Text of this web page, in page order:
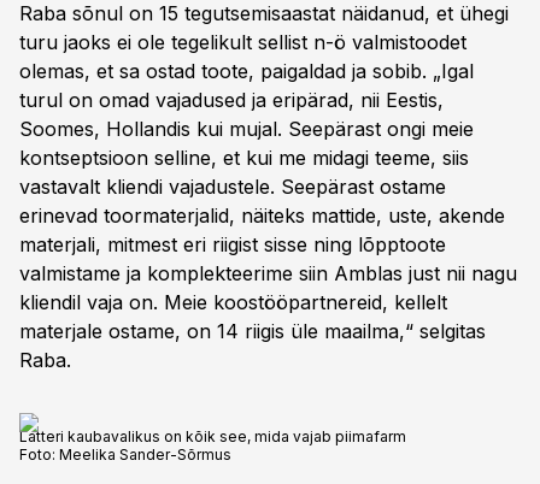
Raba sõnul on 15 tegutsemisaastat näidanud, et ühegi
turu jaoks ei ole tegelikult sellist n-ö valmistoodet
olemas, et sa ostad toote, paigaldad ja sobib. „Igal
turul on omad vajadused ja eripärad, nii Eestis,
Soomes, Hollandis kui mujal. Seepärast ongi meie
kontseptsioon selline, et kui me midagi teeme, siis
vastavalt kliendi vajadustele. Seepärast ostame
erinevad toormaterjalid, näiteks mattide, uste, akende
materjali, mitmest eri riigist sisse ning lõpptoote
valmistame ja komplekteerime siin Amblas just nii nagu
kliendil vaja on. Meie koostööpartnereid, kellelt
materjale ostame, on 14 riigis üle maailma,“ selgitas
Raba.
Latteri kaubavalikus on kõik see, mida vajab piimafarm
Foto: Meelika Sander-Sõrmus